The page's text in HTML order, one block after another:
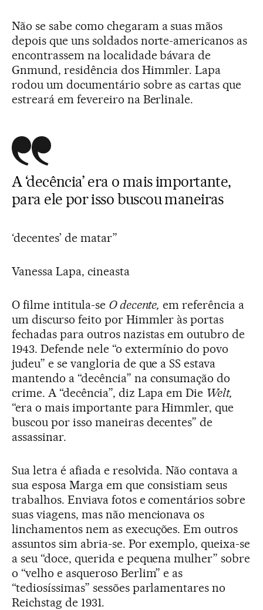
Não se sabe como chegaram a suas mãos
depois que uns soldados norte-americanos as
encontrassem na localidade bávara de
Gnmund, residência dos Himmler. Lapa
rodou um documentário sobre as cartas que
estreará em fevereiro na Berlinale.
A ‘decência’ era o mais importante,
para ele por isso buscou maneiras
‘decentes’ de matar”
Vanessa Lapa, cineasta
O filme intitula-se O decente, em referência a
um discurso feito por Himmler às portas
fechadas para outros nazistas em outubro de
1943. Defende nele “o extermínio do povo
judeu” e se vangloria de que a SS estava
mantendo a “decência” na consumação do
crime. A “decência”, diz Lapa em Die Welt,
“era o mais importante para Himmler, que
buscou por isso maneiras decentes” de
assassinar.
Sua letra é afiada e resolvida. Não contava a
sua esposa Marga em que consistiam seus
trabalhos. Enviava fotos e comentários sobre
suas viagens, mas não mencionava os
linchamentos nem as execuções. Em outros
assuntos sim abria-se. Por exemplo, queixa-se
a seu “doce, querida e pequena mulher” sobre
o “velho e asqueroso Berlim” e as
“tediosíssimas” sessões parlamentares no
Reichstag de 1931.